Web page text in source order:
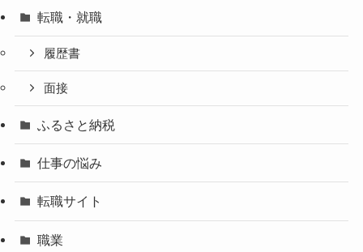
転職・就職
履歴書
面接
ふるさと納税
仕事の悩み
転職サイト
職業